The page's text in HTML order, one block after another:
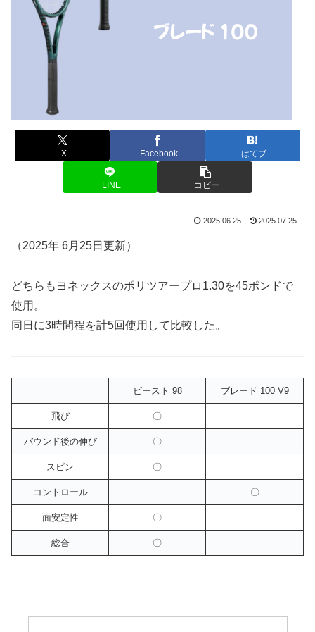
X Facebook はてブ
LINE コピー
2025.06.25 2025.07.25
（2025年 6月25日更新）
どちらもヨネックスのポリツアープロ1.30を45ポンドで
使用。
同日に3時間程を計5回使用して比較した。
ビースト 98 ブレード 100 V9
飛び 〇
バウンド後の伸び 〇
スピン 〇
コントロール 〇
面安定性 〇
総合 〇